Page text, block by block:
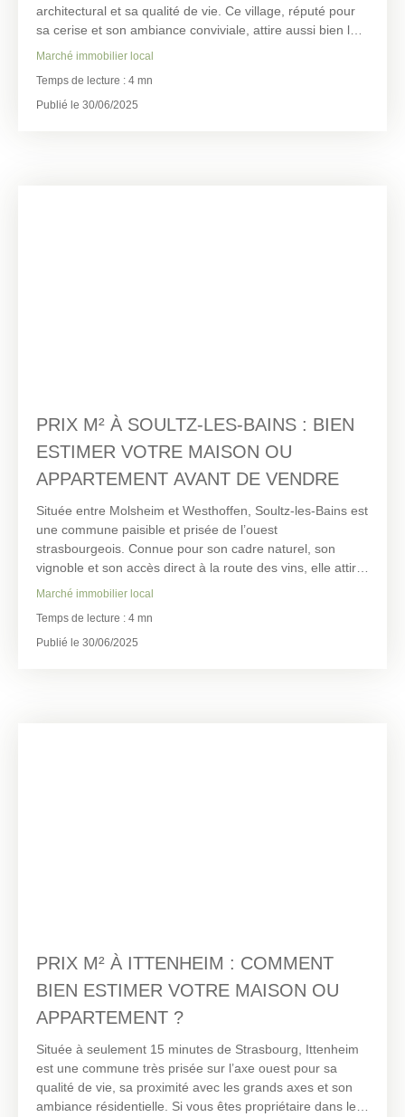
architectural et sa qualité de vie. Ce village, réputé pour
sa cerise et son ambiance conviviale, attire aussi bien les
familles que les actifs recherchant un équilibre entre
Si vous envisagez de vendre un bien immobilier à
Westhoffen, il est indispensable de connaître les prix au
Marché immobilier local
Temps de lecture : 4 mn
Publié le 30/06/2025
PRIX M² À SOULTZ-LES-BAINS : BIEN
ESTIMER VOTRE MAISON OU
APPARTEMENT AVANT DE VENDRE
Située entre Molsheim et Westhoffen, Soultz-les-Bains est
une commune paisible et prisée de l’ouest
strasbourgeois. Connue pour son cadre naturel, son
vignoble et son accès direct à la route des vins, elle attire
chaque année de nouveaux habitants. Le marché
maisons individuelles avec jardin, mais aussi
d'appartements récents.
Marché immobilier local
Temps de lecture : 4 mn
Publié le 30/06/2025
PRIX M² À ITTENHEIM : COMMENT
BIEN ESTIMER VOTRE MAISON OU
APPARTEMENT ?
Située à seulement 15 minutes de Strasbourg, Ittenheim
est une commune très prisée sur l’axe ouest pour sa
qualité de vie, sa proximité avec les grands axes et son
ambiance résidentielle. Si vous êtes propriétaire dans le